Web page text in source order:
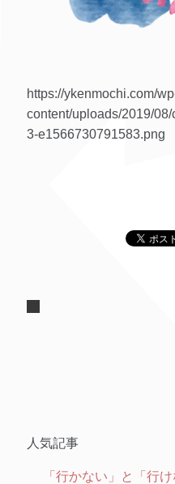
https://ykenmochi.com/
content/uploads/2019/
3-e1566730791583.png
人気記事
「行かない」と「行